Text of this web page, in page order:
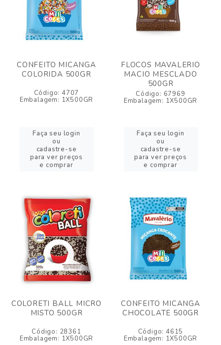
CONFEITO MICANGA
COLORIDA 500GR
Código: 4707
Embalagem: 1X500GR
Faça seu login
ou
cadastre-se
para ver preços
e comprar
FLOCOS MAVALERIO
MACIO MESCLADO
500GR
Código: 67969
Embalagem: 1X500GR
Faça seu login
ou
cadastre-se
para ver preços
e comprar
COLORETI BALL MICRO
MISTO 500GR
Código: 28361
Embalagem: 1X500GR
CONFEITO MICANGA
CHOCOLATE 500GR
Código: 4615
Embalagem: 1X500GR